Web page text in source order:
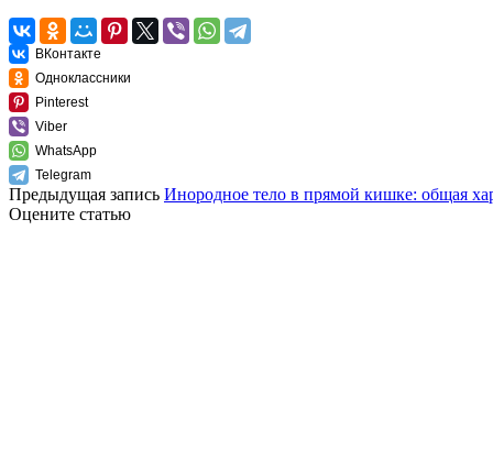
ВКонтакте
Одноклассники
Pinterest
Viber
WhatsApp
Telegram
Предыдущая запись Инородное тело в прямой кишке: общая
Оцените статью